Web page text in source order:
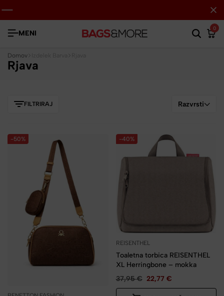
MENI
0
Rjava
Domov
FILTRIRAJ Razvrsti
-50% -40%
REISENTHEL
Toaletna torbica REISENTHEL
XL Herringbone – mokka
37,95€ 22,77 €